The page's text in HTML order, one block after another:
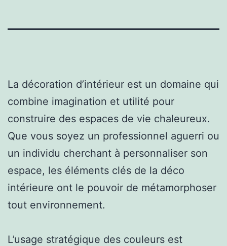
La décoration d’intérieur est un domaine qui
combine imagination et utilité pour
construire des espaces de vie chaleureux.
Que vous soyez un professionnel aguerri ou
un individu cherchant à personnaliser son
espace, les éléments clés de la déco
intérieure ont le pouvoir de métamorphoser
tout environnement.
L’usage stratégique des couleurs est